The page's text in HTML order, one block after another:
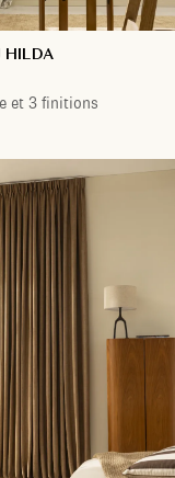
HILDA
et 3 finitions